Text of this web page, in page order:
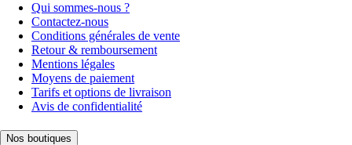
Qui sommes-nous ?
Contactez-nous
Conditions générales de vente
Retour & remboursement
Mentions légales
Moyens de paiement
Tarifs et options de livraison
Avis de confidentialité
Nos boutiques